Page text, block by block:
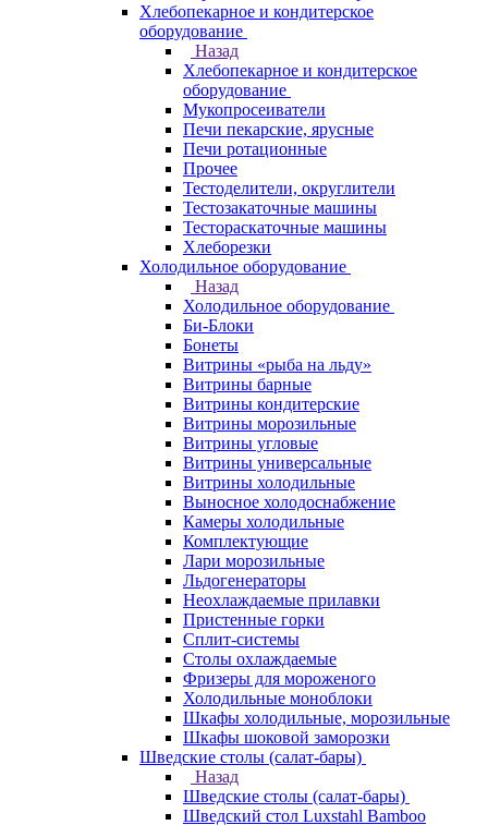
Хлебопекарное и кондитерское
оборудование
Назад
Хлебопекарное и кондитерское
оборудование
Мукопросеиватели
Печи пекарские, ярусные
Печи ротационные
Прочее
Тестоделители, округлители
Тестозакаточные машины
Тестораскаточные машины
Хлеборезки
Холодильное оборудование
Назад
Холодильное оборудование
Би-Блоки
Бонеты
Витрины «рыба на льду»
Витрины барные
Витрины кондитерские
Витрины морозильные
Витрины угловые
Витрины универсальные
Витрины холодильные
Выносное холодоснабжение
Камеры холодильные
Комплектующие
Лари морозильные
Льдогенераторы
Неохлаждаемые прилавки
Пристенные горки
Сплит-системы
Столы охлаждаемые
Фризеры для мороженого
Холодильные моноблоки
Шкафы холодильные, морозильные
Шкафы шоковой заморозки
Шведские столы (салат-бары)
Назад
Шведские столы (салат-бары)
Шведский стол Luxstahl Bamboo